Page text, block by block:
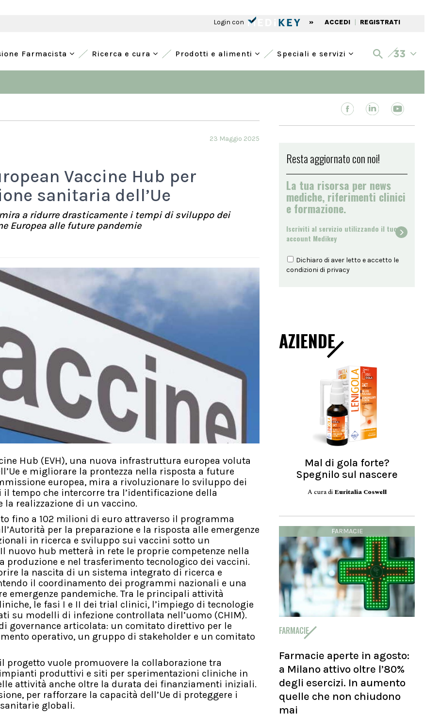
Login con » ACCEDI | REGISTRATI
Farmacista Ricerca e cura Prodotti e alimenti Speciali e servizi
23 Maggio 2025
Vaccine Hub per
sanitaria dell’Ue
a ridurre drasticamente i tempi di sviluppo dei
Europea alle future pandemie
Hub (EVH), una nuova infrastruttura europea voluta
e migliorare la prontezza nella risposta a future
europea, mira a rivoluzionare lo sviluppo dei
tempo che intercorre tra l’identificazione della
la realizzazione di un vaccino.
fino a 102 milioni di euro attraverso il programma
per la preparazione e la risposta alle emergenze
in ricerca e sviluppo sui vaccini sotto un
nuovo hub metterà in rete le proprie competenze nella
produzione e nel trasferimento tecnologico dei vaccini.
la nascita di un sistema integrato di ricerca e
il coordinamento dei programmi nazionali e una
emergenze pandemiche. Tra le principali attività
le fasi I e II dei trial clinici, l’impiego di tecnologie
su modelli di infezione controllata nell’uomo (CHIM).
governance articolata: un comitato direttivo per le
operativo, un gruppo di stakeholder e un comitato
progetto vuole promuovere la collaborazione tra
produttivi e siti per sperimentazioni cliniche in
attività anche oltre la durata dei finanziamenti iniziali.
per rafforzare la capacità dell’Ue di proteggere i
globali.
Resta aggiornato con noi!
La tua risorsa per news
mediche, riferimenti clinici
e formazione.
Iscriviti al servizio utilizzando il tuo
account Medikey
Dichiaro di aver letto e accetto le
condizioni di privacy
AZIENDE
Mal di gola forte?
Spegnilo sul nascere
A cura di Euritalia Coswell
FARMACIE
FARMACIE
Farmacie aperte in agosto:
a Milano attivo oltre l’80%
degli esercizi. In aumento
quelle che non chiudono
mai